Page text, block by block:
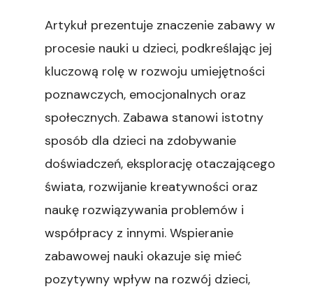
Artykuł prezentuje znaczenie zabawy w
procesie nauki u dzieci, podkreślając jej
kluczową rolę w rozwoju umiejętności
poznawczych, emocjonalnych oraz
społecznych. Zabawa stanowi istotny
sposób dla dzieci na zdobywanie
doświadczeń, eksplorację otaczającego
świata, rozwijanie kreatywności oraz
naukę rozwiązywania problemów i
współpracy z innymi. Wspieranie
zabawowej nauki okazuje się mieć
pozytywny wpływ na rozwój dzieci,